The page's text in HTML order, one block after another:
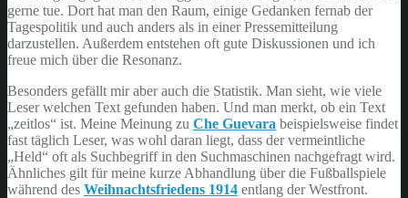
gerne tue. Dort hat man den Raum, einige Gedanken fernab der
Tagespolitik und auch anders als in einer Pressemitteilung
darzustellen. Außerdem entstehen oft gute Diskussionen und ich
freue mich über die Resonanz.
Besonders gefällt mir aber auch die Statistik. Man sieht, wie viele
Leser welchen Text gefunden haben. Und man merkt, ob ein Text
„zeitlos“ ist. Meine Meinung zu Che Guevara beispielsweise findet
fast täglich Leser, was wohl daran liegt, dass der vermeintliche
„Held“ oft als Suchbegriff in den Suchmaschinen nachgefragt wird.
Ähnliches gilt für meine kurze Abhandlung über die Fußballspiele
während des Weihnachtsfriedens 1914 entlang der Westfront.